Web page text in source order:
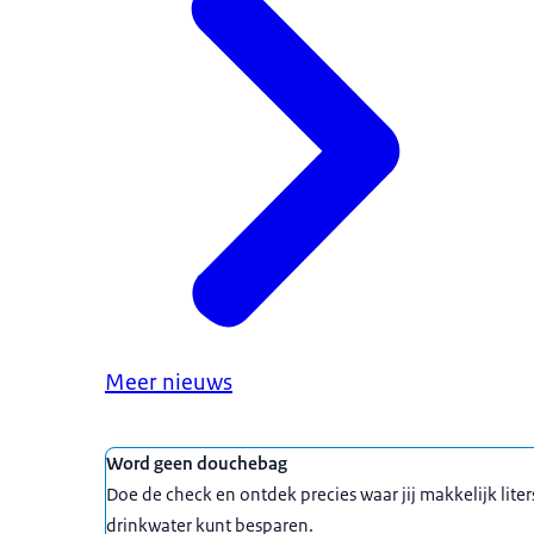
Meer nieuws
Uitgelicht
Word geen douchebag
Doe de check en ontdek precies waar jij makkelijk
drinkwater kunt besparen.